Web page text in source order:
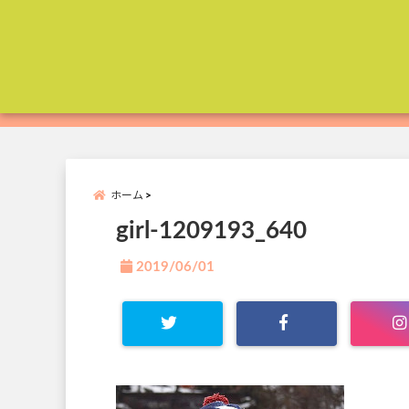
ホーム
girl-1209193_640
2019/06/01